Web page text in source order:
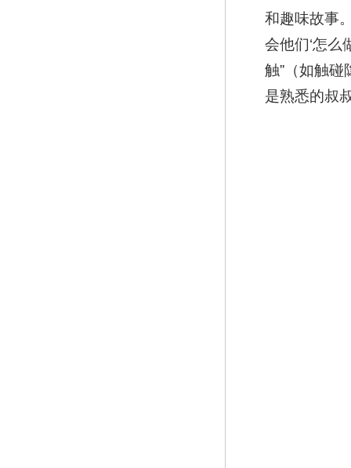
和趣味故事
会他们‘怎么
触”（如触碰
是熟悉的叔